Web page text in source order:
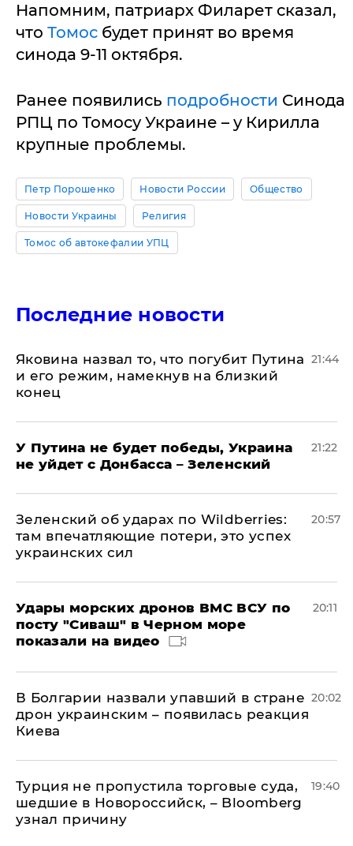
Напомним, патриарх Филарет сказал,
что Томос будет принят во время
синода 9-11 октября.
Ранее появились подробности Синода
РПЦ по Томосу Украине – у Кирилла
крупные проблемы.
Петр Порошенко Новости России Общество
Новости Украины Религия
Томос об автокефалии УПЦ
Последние новости
Яковина назвал то, что погубит Путина
и его режим, намекнув на близкий
конец
21:44
У Путина не будет победы, Украина
не уйдет с Донбасса – Зеленский
21:22
Зеленский об ударах по Wildberries:
там впечатляющие потери, это успех
украинских сил
20:57
Удары морских дронов ВМС ВСУ по
посту "Сиваш" в Черном море
показали на видео
20:11
В Болгарии назвали упавший в стране
дрон украинским – появилась реакция
Киева
20:02
Турция не пропустила торговые суда,
шедшие в Новороссийск, – Bloomberg
узнал причину
19:40